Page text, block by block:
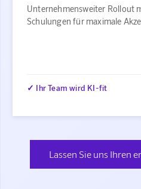
Unternehmensweiter Rollout
Schulungen für maximale
✓ Ihr Team wird KI-fit
Lassen Sie uns Ihren